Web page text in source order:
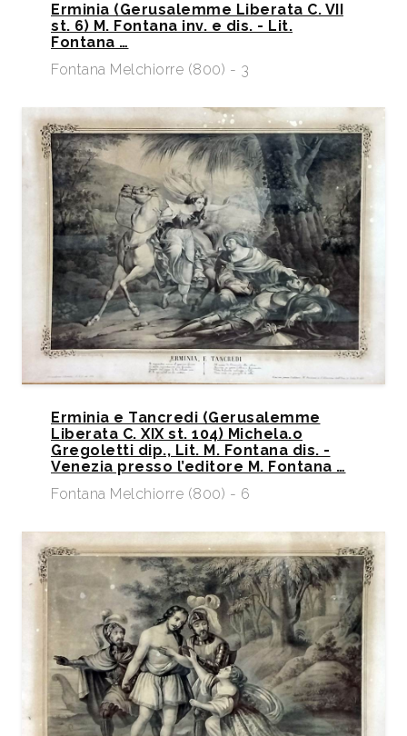
Erminia (Gerusalemme Liberata C. VII
st. 6) M. Fontana inv. e dis. - Lit.
Fontana …
Fontana Melchiorre (800) - 3
Erminia e Tancredi (Gerusalemme
Liberata C. XIX st. 104) Michela.o
Gregoletti dip., Lit. M. Fontana dis. -
Venezia presso l’editore M. Fontana …
Fontana Melchiorre (800) - 6